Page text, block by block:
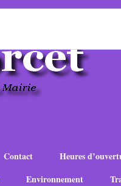
Contact Heures
Environnement